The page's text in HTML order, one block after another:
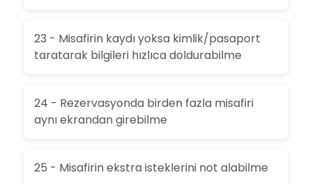
23 - Misafirin kaydı yoksa kimlik/pasaport
taratarak bilgileri hızlıca doldurabilme
24 - Rezervasyonda birden fazla misafiri
aynı ekrandan girebilme
25 - Misafirin ekstra isteklerini not alabilme